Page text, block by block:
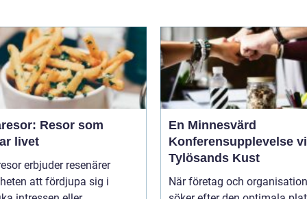
Resor som
livet
erbjuder resenärer
att fördjupa sig i
En Minnesvärd
Konferensupplevelse
Tylösands Kust
När företag och